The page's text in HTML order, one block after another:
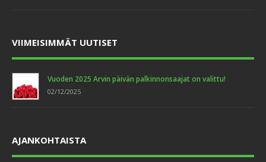
VIIMEISIMMÄT UUTISET
Vuoden 2025 Arvin päivän palkinnonsaajat on valittu!
02/12/2025
AJANKOHTAISTA